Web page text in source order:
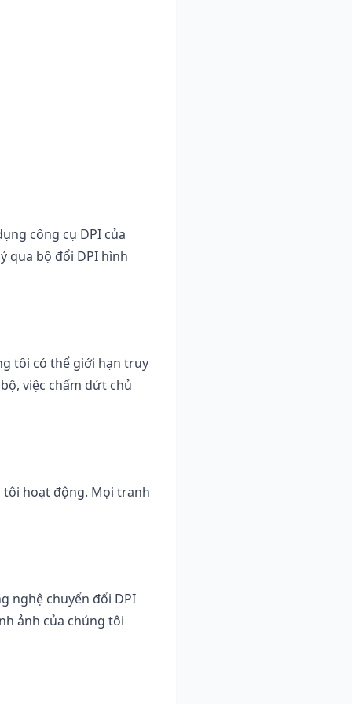
công cụ DPI của
qua bộ đổi DPI hình
tôi có thể giới hạn truy
việc chấm dứt chủ
tôi hoạt động. Mọi tranh
nghệ chuyển đổi DPI
ảnh của chúng tôi